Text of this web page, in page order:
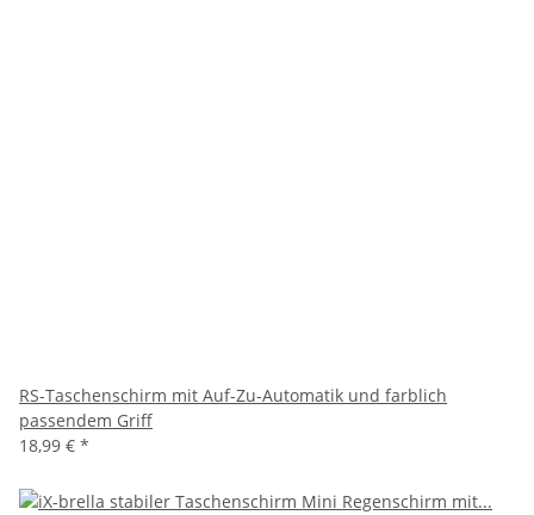
RS-Taschenschirm mit Auf-Zu-Automatik und farblich
passendem Griff
18,99 € *